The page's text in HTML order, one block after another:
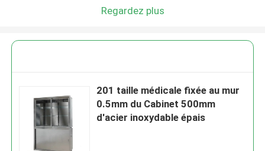
Regardez plus
201 taille médicale fixée au mur
0.5mm du Cabinet 500mm
d'acier inoxydable épais